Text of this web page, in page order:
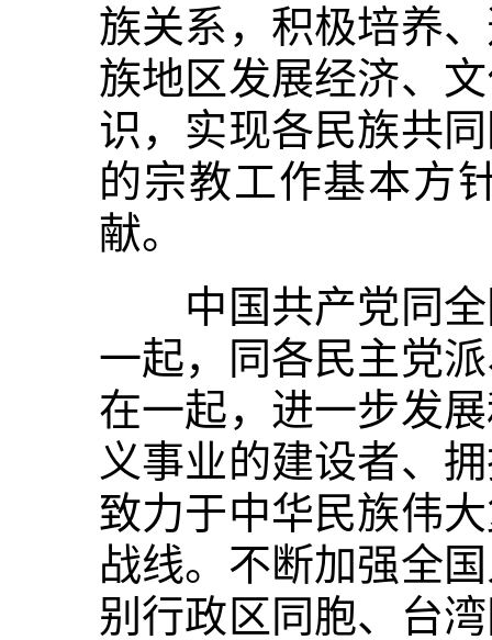
族关系，积极培养
族地区发展经济、
识，实现各民族共
的宗教工作基本方
献。
中国共产党同全
一起，同各民主党
在一起，进一步发
义事业的建设者、
致力于中华民族伟
战线。不断加强全
别行政区同胞、台